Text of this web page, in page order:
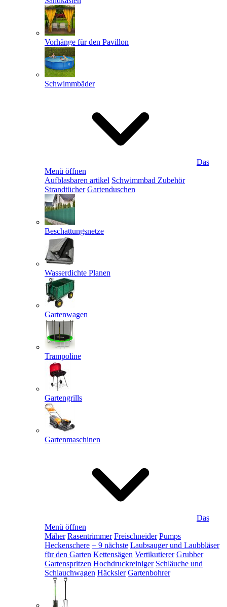
Vorhänge für den Pavillon
Schwimmbäder
Das
Menü öffnen
Aufblasbaren artikel Schwimmbad Zubehör
Strandtücher Gartenduschen
Beschattungsnetze
Wasserdichte Planen
Gartenwagen
Trampoline
Gartengrills
Gartenmaschinen
Das
Menü öffnen
Mäher Rasentrimmer Freischneider Pumps
Heckenschere + 9 nächste Laubsauger und Laubbläser
für den Garten Kettensägen Vertikutierer Grubber
Gartenspritzen Hochdruckreiniger Schläuche und
Schlauchwagen Häcksler Gartenbohrer